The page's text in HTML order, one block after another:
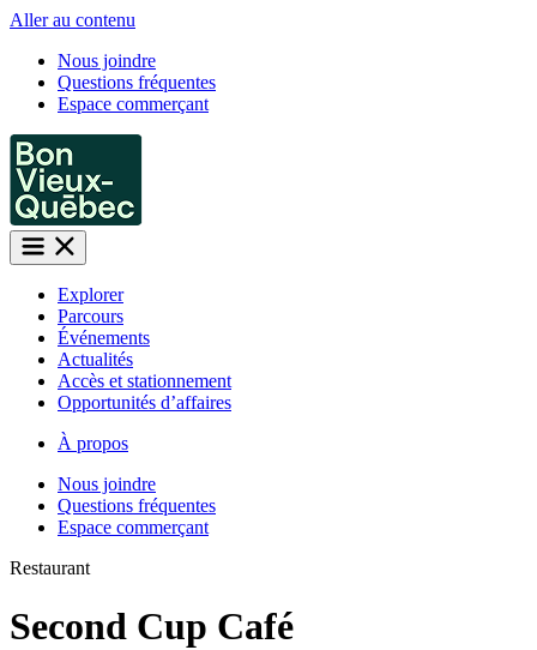
Aller au contenu
Nous joindre
Questions fréquentes
Espace commerçant
Explorer
Parcours
Événements
Actualités
Accès et stationnement
Opportunités d’affaires
À propos
Nous joindre
Questions fréquentes
Espace commerçant
Restaurant
Second Cup Café